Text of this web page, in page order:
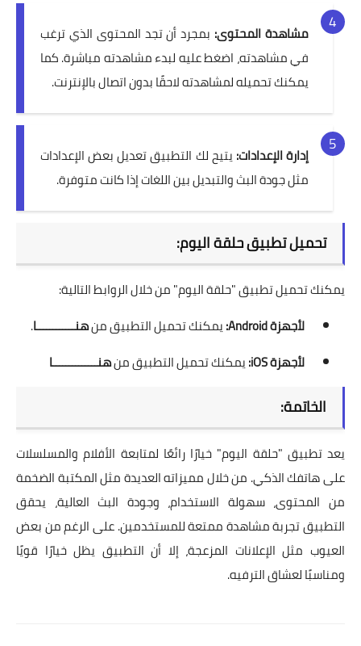
مشاهدة المحتوى: بمجرد أن تجد المحتوى الذي ترغب
في مشاهدته، اضغط عليه لبدء مشاهدته مباشرة. كما
يمكنك تحميله لمشاهدته لاحقًا بدون اتصال بالإنترنت.
إدارة الإعدادات:يتيح لك التطبيق تعديل بعض الإعدادات
مثل جودة البث والتبديل بين اللغات إذا كانت متوفرة.
تحميل تطبيق حلقة اليوم:
يمكنك تحميل تطبيق "حلقة اليوم" من خلال الروابط التالية:
لأجهزة Android:
يمكنك تحميل التطبيق منهنــــــــــــا.
لأجهزة iOS:
يمكنك تحميل التطبيق منهنــــــــــــــا
الخاتمة:
يعد تطبيق "حلقة اليوم" خيارًا رائعًا لمتابعة الأفلام والمسلسلات
على هاتفك الذكي. من خلال مميزاته العديدة مثل المكتبة الضخمة
من المحتوى، سهولة الاستخدام، وجودة البث العالية، يحقق
التطبيق تجربة مشاهدة ممتعة للمستخدمين. على الرغم من بعض
العيوب مثل الإعلانات المزعجة، إلا أن التطبيق يظل خيارًا قويًا
ومناسبًا لعشاق الترفيه.